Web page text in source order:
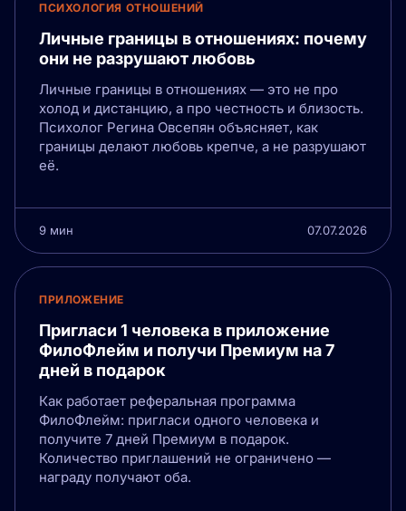
ПСИХОЛОГИЯ ОТНОШЕНИЙ
Личные границы в отношениях: почему
они не разрушают любовь
Личные границы в отношениях — это не про
холод и дистанцию, а про честность и близость.
Психолог Регина Овсепян объясняет, как
границы делают любовь крепче, а не разрушают
её.
9 мин 07.07.2026
ПРИЛОЖЕНИЕ
Пригласи 1 человека в приложение
ФилоФлейм и получи Премиум на 7
дней в подарок
Как работает реферальная программа
ФилоФлейм: пригласи одного человека и
получите 7 дней Премиум в подарок.
Количество приглашений не ограничено —
награду получают оба.